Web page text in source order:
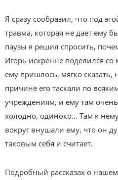
Я сразу сообразил, что под
травма, которая не дает ему
паузы я решил спросить,
Игорь искренне поделился со
ему пришлось, мягко сказать,
причине его таскали по
учреждениям, и ему там
холодно, одиноко… Там к
вокруг внушали ему, что он
таковым себя и считает.
Подробный рассказах о